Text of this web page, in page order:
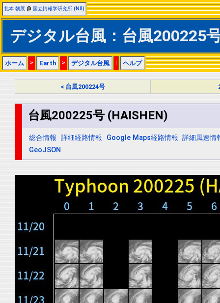
北本 朝展 @ 国立情報学研究所 (NII)
デジタル台風：台風200225
ホーム > Earth > デジタル台風 | ヘルプ
< 台風200224号
台風200225号 (HAISHEN)
総合情報 詳細経路情報 Google Maps経路情報 詳細風速情
GeoJSON